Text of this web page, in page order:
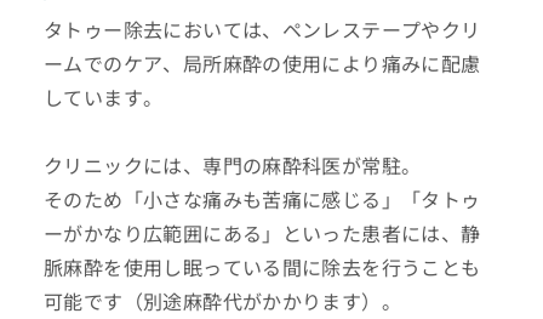
タトゥー除去においては、ペンレステープやクリ
ームでのケア、局所麻酔の使用により痛みに配慮
しています。
クリニックには、専門の麻酔科医が常駐。
そのため「小さな痛みも苦痛に感じる」「タトゥ
ーがかなり広範囲にある」といった患者には、静
脈麻酔を使用し眠っている間に除去を行うことも
可能です（別途麻酔代がかかります）。